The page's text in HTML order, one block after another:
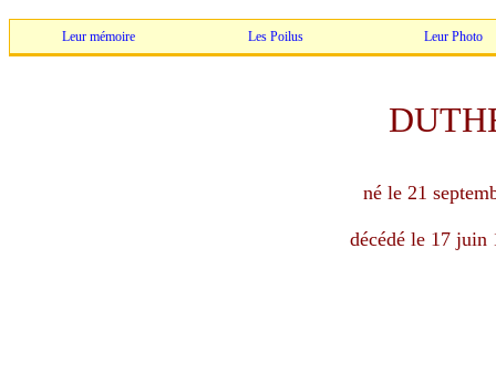
Leur mémoire Les Poilus Leur Photo
né le 21
décédé le 17 juin